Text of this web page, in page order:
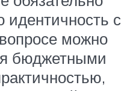
идентичность с
можно
бюджетными